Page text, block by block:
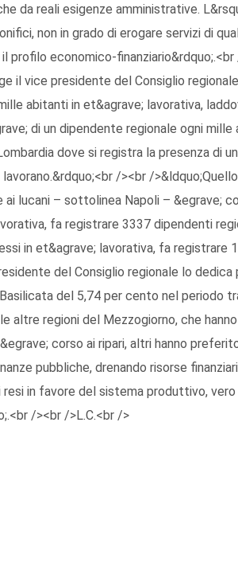
da reali esigenze amministrative.
non in grado di erogare servizi di
profilo economico-finanziario&rdquo;.<br
il vice presidente del Consiglio
abitanti in et&agrave; lavorativa,
di un dipendente regionale ogni
dove si registra la presenza di
/><br /
lucani – sottolinea Napoli – &egrave;
fa registrare 3337 dipendenti
in et&agrave; lavorativa, fa registrare
del Consiglio regionale lo dedica
del 5,74 per cento nel periodo
altre regioni del Mezzogiorno, che
corso ai ripari, altri hanno
pubbliche, drenando risorse
resi in favore del sistema produttivo,
/><br />L.C.<br />